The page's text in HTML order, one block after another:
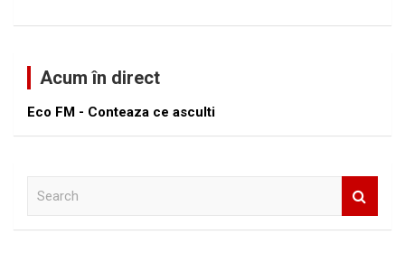
Acum în direct
Eco FM - Conteaza ce asculti